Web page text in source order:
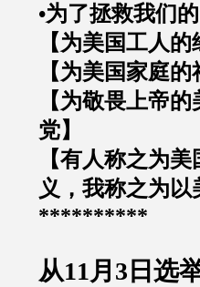
•为了拯救我们
【为美国工人
【为美国家庭
【为敬畏上帝
党】
【有人称之为
义，我称之为以
**********
从11月 3 日选